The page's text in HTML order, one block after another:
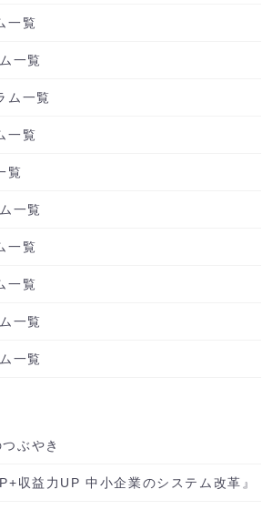
一覧
一覧
ム一覧
一覧
覧
一覧
一覧
一覧
一覧
一覧
ぶやき
収益力UP 中小企業のシステム改革』